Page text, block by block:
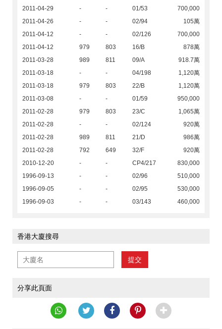
2011-04-29
- - 01/53
700,000
2011-04-26
- - 02/94
105萬
2011-04-12
- - 02/126
700,000
2011-04-12
979 803 16/B
878萬
2011-03-28
989 811 09/A
918.7萬
2011-03-18
- - 04/198
1,120萬
2011-03-18
979 803 22/B
1,120萬
2011-03-08
- - 01/59
950,000
2011-02-28
979 803 23/C
1,065萬
2011-02-28
- - 02/124
920萬
2011-02-28
989 811 21/D
986萬
2011-02-28
792 649 32/F
920萬
2010-12-20
- - CP4/217
830,000
1996-09-13
- - 02/96
510,000
1996-09-05
- - 02/95
530,000
1996-09-03
- - 03/143 460,000
香港大廈搜尋
提交
分享此頁面